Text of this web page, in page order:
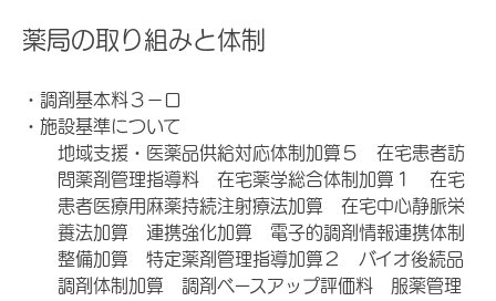
薬局の取り組みと体制
・調剤基本料３－ロ
・施設基準について
地域支援・医薬品供給対応体制加算５ 在宅患者訪
問薬剤管理指導料 在宅薬学総合体制加算１ 在宅
患者医療用麻薬持続注射療法加算 在宅中心静脈栄
養法加算 連携強化加算 電子的調剤情報連携体制
整備加算 特定薬剤管理指導加算２ バイオ後続品
調剤体制加算 調剤ベースアップ評価料 服薬管理